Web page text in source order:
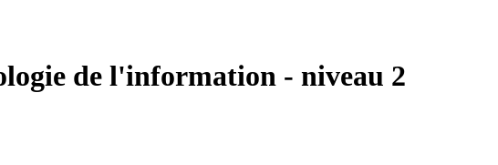
de l'information - niveau 2